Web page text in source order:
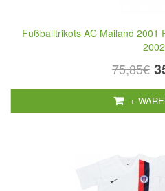
Fußballtrikots AC Mailand 2001
2002
75,85€
+